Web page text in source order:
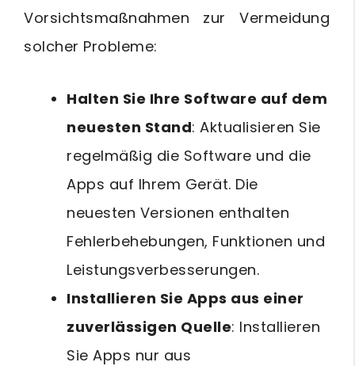
Vorsichtsmaßnahmen zur Vermeidung
solcher Probleme:
Halten Sie Ihre Software auf dem
neuesten Stand: Aktualisieren Sie
regelmäßig die Software und die
Apps auf Ihrem Gerät. Die
neuesten Versionen enthalten
Fehlerbehebungen, Funktionen und
Leistungsverbesserungen.
Installieren Sie Apps aus einer
zuverlässigen Quelle: Installieren
Sie Apps nur aus